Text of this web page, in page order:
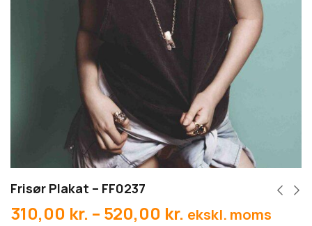
Frisør Plakat – FF0237
310,00 kr. – 520,00 kr. ekskl. moms